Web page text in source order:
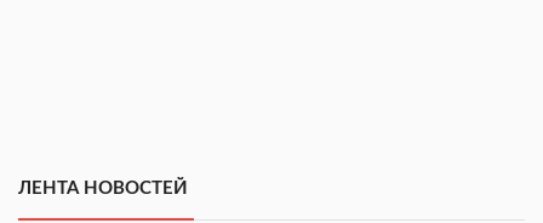
ЛЕНТА НОВОСТЕЙ